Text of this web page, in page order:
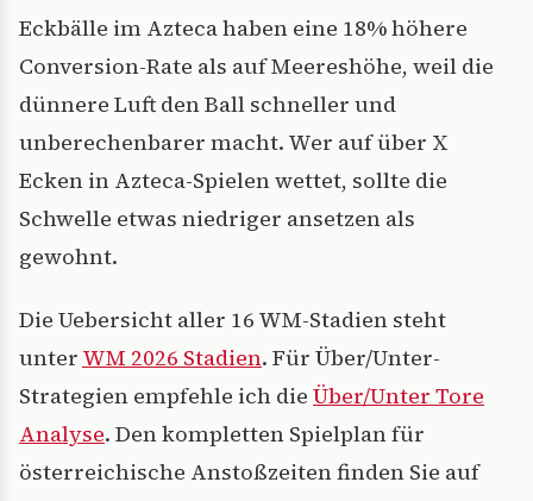
Eckbälle im Azteca haben eine 18% höhere
Conversion-Rate als auf Meereshöhe, weil die
dünnere Luft den Ball schneller und
unberechenbarer macht. Wer auf über X
Ecken in Azteca-Spielen wettet, sollte die
Schwelle etwas niedriger ansetzen als
gewohnt.
Die Uebersicht aller 16 WM-Stadien steht
unter WM 2026 Stadien. Für Über/Unter-
Strategien empfehle ich die Über/Unter Tore
Analyse. Den kompletten Spielplan für
österreichische Anstoßzeiten finden Sie auf